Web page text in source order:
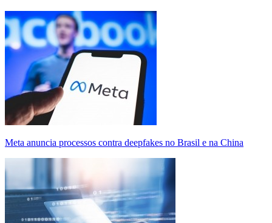
Meta anuncia processos contra deepfakes no Brasil e na China